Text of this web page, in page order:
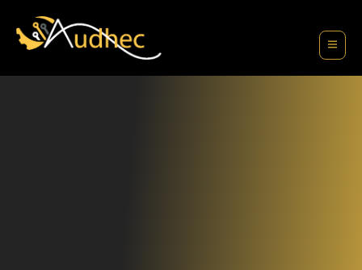
principal